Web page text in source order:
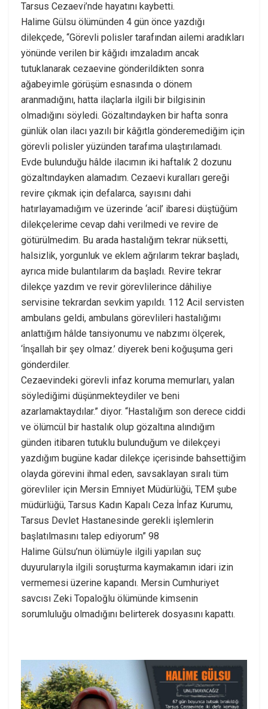
Tarsus Cezaevi’nde hayatını kaybetti.
Halime Gülsu ölümünden 4 gün önce yazdığı
dilekçede, “Görevli polisler tarafından ailemi aradıkları
yönünde verilen bir kâğıdı imzaladım ancak
tutuklanarak cezaevine gönderildikten sonra
ağabeyimle görüşüm esnasında o dönem
aranmadığını, hatta ilaçlarla ilgili bir bilgisinin
olmadığını söyledi. Gözaltındayken bir hafta sonra
günlük olan ilacı yazılı bir kâğıtla gönderemediğim için
görevli polisler yüzünden tarafıma ulaştırılamadı.
Evde bulunduğu hâlde ilacımın iki haftalık 2 dozunu
gözaltındayken alamadım. Cezaevi kuralları gereği
revire çıkmak için defalarca, sayısını dahi
hatırlayamadığım ve üzerinde ‘acil’ ibaresi düştüğüm
dilekçelerime cevap dahi verilmedi ve revire de
götürülmedim. Bu arada hastalığım tekrar nüksetti,
halsizlik, yorgunluk ve eklem ağrılarım tekrar başladı,
ayrıca mide bulantılarım da başladı. Revire tekrar
dilekçe yazdım ve revir görevlilerince dâhiliye
servisine tekrardan sevkim yapıldı. 112 Acil servisten
ambulans geldi, ambulans görevlileri hastalığımı
anlattığım hâlde tansiyonumu ve nabzımı ölçerek,
‘İnşallah bir şey olmaz.’ diyerek beni koğuşuma geri
gönderdiler.
Cezaevindeki görevli infaz koruma memurları, yalan
söylediğimi düşünmekteydiler ve beni
azarlamaktaydılar.” diyor. “Hastalığım son derece ciddi
ve ölümcül bir hastalık olup gözaltına alındığım
günden itibaren tutuklu bulunduğum ve dilekçeyi
yazdığım bugüne kadar dilekçe içerisinde bahsettiğim
olayda görevini ihmal eden, savsaklayan sıralı tüm
görevliler için Mersin Emniyet Müdürlüğü, TEM şube
müdürlüğü, Tarsus Kadın Kapalı Ceza İnfaz Kurumu,
Tarsus Devlet Hastanesinde gerekli işlemlerin
başlatılmasını talep ediyorum” 98
Halime Gülsu’nun ölümüyle ilgili yapılan suç
duyurularıyla ilgili soruşturma kaymakamın idari izin
vermemesi üzerine kapandı. Mersin Cumhuriyet
savcısı Zeki Topaloğlu ölümünde kimsenin
sorumluluğu olmadığını belirterek dosyasını kapattı.